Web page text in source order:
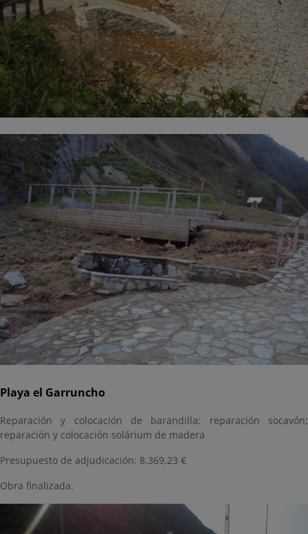
Playa el Garruncho
Reparación y colocación de barandilla; reparación socavón;
reparación y colocación solárium de madera
Presupuesto de adjudicación: 8.369,23 €
Obra finalizada.